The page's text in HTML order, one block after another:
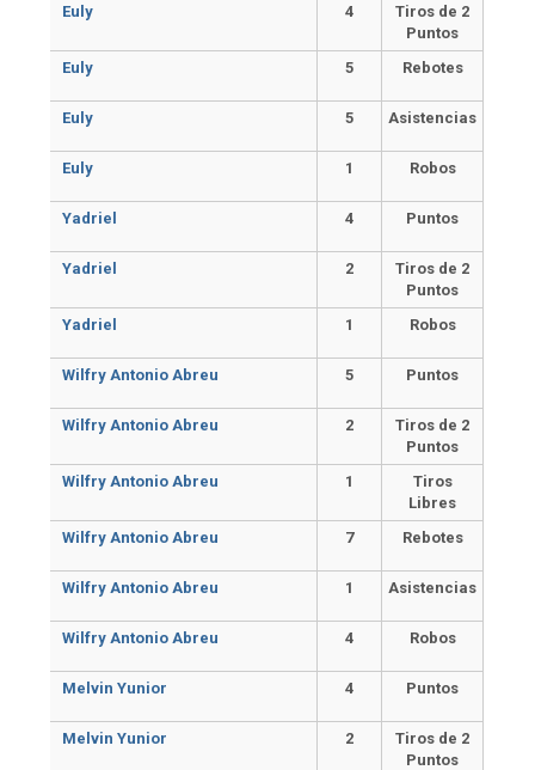
Euly 4
Tiros de 2
Puntos
Euly
5 Rebotes
Euly 5 Asistencias
Euly 1 Robos
Yadriel 4 Puntos
Yadriel 2
Tiros de 2
Puntos
Yadriel
1 Robos
Wilfry Antonio Abreu 5 Puntos
Wilfry Antonio Abreu 2
Tiros de 2
Puntos
Wilfry Antonio Abreu
1
Tiros
Libres
Wilfry Antonio Abreu
7 Rebotes
Wilfry Antonio Abreu 1 Asistencias
Wilfry Antonio Abreu 4 Robos
Melvin Yunior 4 Puntos
Melvin Yunior 2
Tiros de 2
Puntos